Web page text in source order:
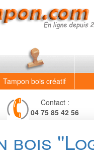
Tampon bois créatif
Contact :
04 75 85 42 56
bois